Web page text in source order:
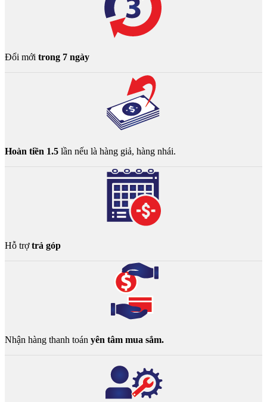
Đổi mới trong 7 ngày
Hoàn tiền 1.5 lần nếu là hàng giả, hàng nhái.
Hỗ trợtrả góp
Nhận hàng thanh toán yên tâm mua sắm.